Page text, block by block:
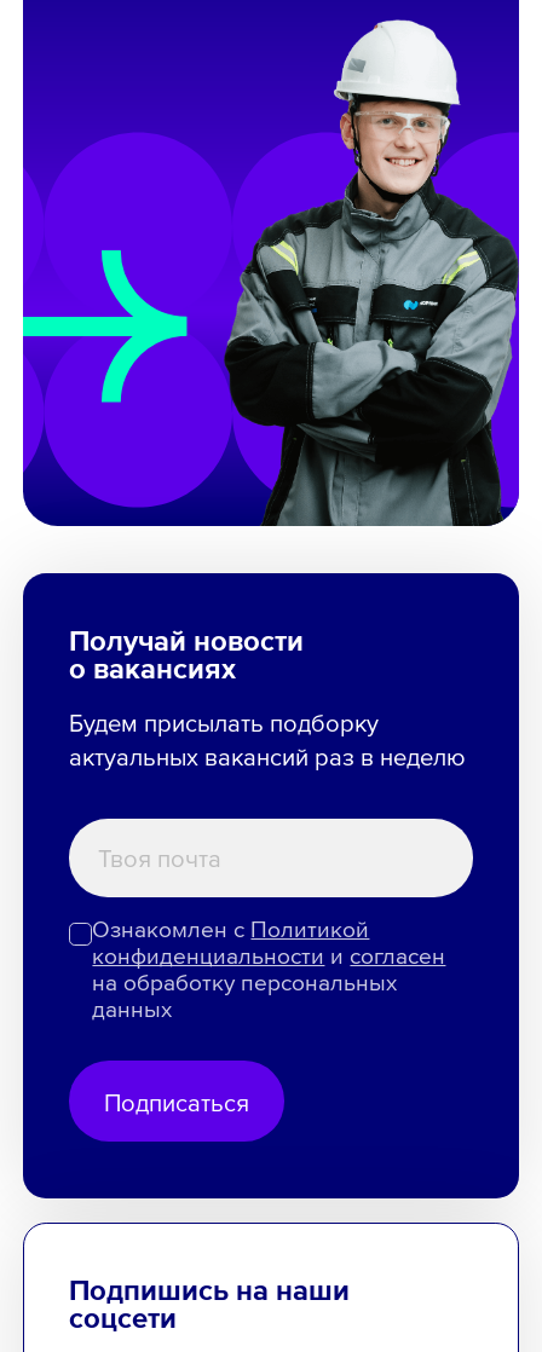
Получай новости
о вакансиях
Будем присылать подборку
актуальных вакансий раз в неделю
Ознакомлен с Политикой
конфиденциальности и согласен
на обработку персональных
данных
Подписаться
Подпишись на наши
соцсети